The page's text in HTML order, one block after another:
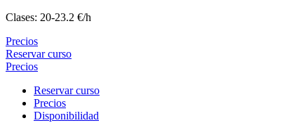
Clases: 20-23.2 €/h
Precios
Reservar curso
Precios
Reservar curso
Precios
Disponibilidad